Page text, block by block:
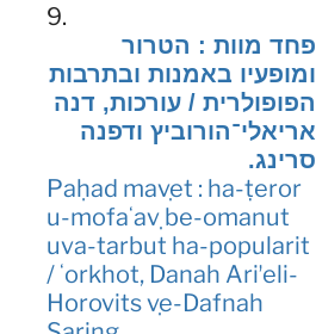
9.
פחד מוות : הטרור
ומופעיו באמנות ובתרבות
הפופולרית / עורכות, דנה
אריאלי־הורוביץ ודפנה
סרינג.
Paḥad maṿet : ha-ṭeror
u-mofaʻaṿ be-omanut
uva-tarbut ha-popularit
/ ʻorkhot, Danah Ariʼeli-
Horovits ṿe-Dafnah